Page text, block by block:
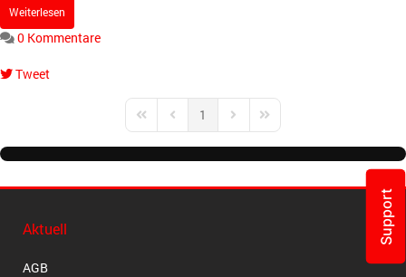
Weiterlesen
0 Kommentare
Tweet
First PagePrevious Page
1 Next PageLast Page
Aktuell
AGB
Support